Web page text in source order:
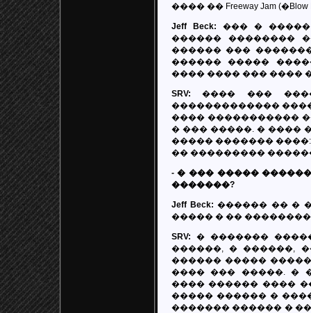
���� �� Freeway Jam (�Blow
Jeff Beck: ��� �
������ ��������
������ ���
������ �����
���� ���� ��� ����
SRV: ���� ���
�������������
���� �����������
� ��� �����. � ����
����� �������
�� ���������
- � ��� �����
�������?
Jeff Beck:������ �� �
����� � ��
SRV: � �������
������, � ������,
������ �����
���� ��� �����. �
���� ������ ����
����� ������ �
������� ������ �